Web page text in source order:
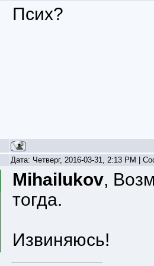
Псих?
Дата: Четверг, 2016-03-31, 2:13 PM |
Mihailukov,
тогда.
Извиняюсь!